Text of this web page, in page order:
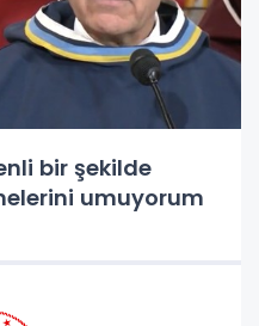
bir şekilde
umuyorum